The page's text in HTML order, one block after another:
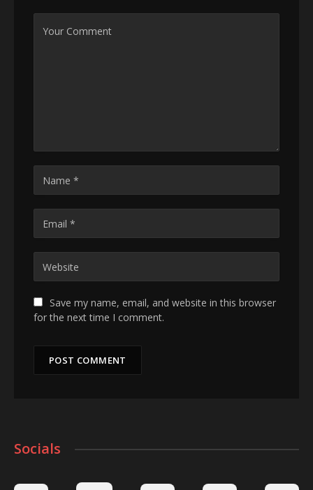
Save my name, email, and website in this browser
for the next time I comment.
Socials